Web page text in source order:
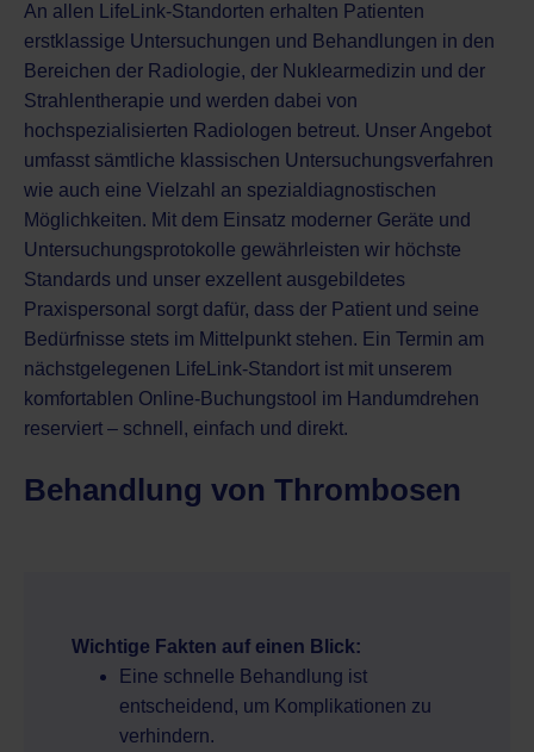
An allen LifeLink-Standorten erhalten Patienten
erstklassige Untersuchungen und Behandlungen in den
Bereichen der Radiologie, der Nuklearmedizin und der
Strahlentherapie und werden dabei von
hochspezialisierten Radiologen betreut. Unser Angebot
umfasst sämtliche klassischen Untersuchungsverfahren
wie auch eine Vielzahl an spezialdiagnostischen
Möglichkeiten. Mit dem Einsatz moderner Geräte und
Untersuchungsprotokolle gewährleisten wir höchste
Standards und unser exzellent ausgebildetes
Praxispersonal sorgt dafür, dass der Patient und seine
Bedürfnisse stets im Mittelpunkt stehen. Ein Termin am
nächstgelegenen LifeLink-Standort ist mit unserem
komfortablen Online-Buchungstool im Handumdrehen
reserviert – schnell, einfach und direkt.
Behandlung von Thrombosen
Wichtige Fakten auf einen Blick:
Eine schnelle Behandlung ist
entscheidend, um Komplikationen zu
verhindern.